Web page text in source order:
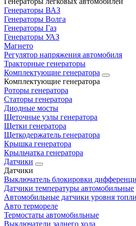
Генераторы ВАЗ
Генераторы Волга
Генераторы Газ
Генераторы УАЗ
Магнето
Регулятор напряжения автомобиля
Тракторные генераторы
Комплектующие генератора
Комплектующие генератора
Роторы генератора
Статоры генератора
Диодные мосты
Щеточные узлы генератора
Щетки генератора
Щеткодержатель генератора
Крышка генератора
Крыльчатка генератора
Датчики
Датчики
Выключатель блокировки
Датчики температуры автомобильные
Автомобильные датчики уровня
Авто термореле
Термостаты автомобильные
Выключатели заднего хода